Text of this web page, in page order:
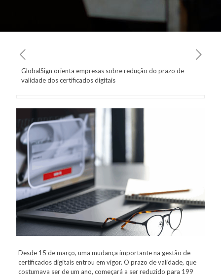
GlobalSign orienta empresas sobre redução do prazo de
validade dos certificados digitais
Desde 15 de março, uma mudança importante na gestão de
certificados digitais entrou em vigor. O prazo de validade, que
costumava ser de um ano, começará a ser reduzido para 199